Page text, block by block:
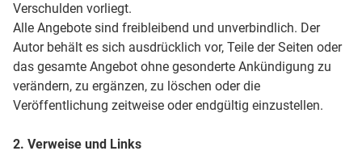
Verschulden vorliegt.
Alle Angebote sind freibleibend und unverbindlich. Der
Autor behält es sich ausdrücklich vor, Teile der Seiten oder
das gesamte Angebot ohne gesonderte Ankündigung zu
verändern, zu ergänzen, zu löschen oder die
Veröffentlichung zeitweise oder endgültig einzustellen.
2. Verweise und Links